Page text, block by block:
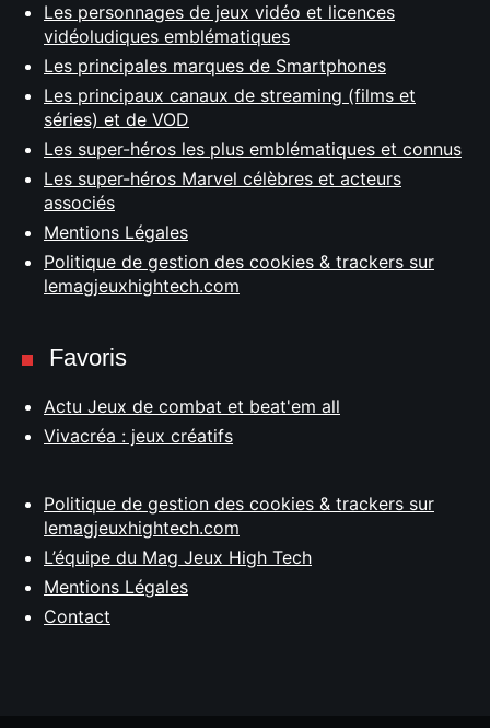
Les personnages de jeux vidéo et licences
vidéoludiques emblématiques
Les principales marques de Smartphones
Les principaux canaux de streaming (films et
séries) et de VOD
Les super-héros les plus emblématiques et connus
Les super-héros Marvel célèbres et acteurs
associés
Mentions Légales
Politique de gestion des cookies & trackers sur
lemagjeuxhightech.com
Favoris
Actu Jeux de combat et beat'em all
Vivacréa : jeux créatifs
Politique de gestion des cookies & trackers sur
lemagjeuxhightech.com
L’équipe du Mag Jeux High Tech
Mentions Légales
Contact